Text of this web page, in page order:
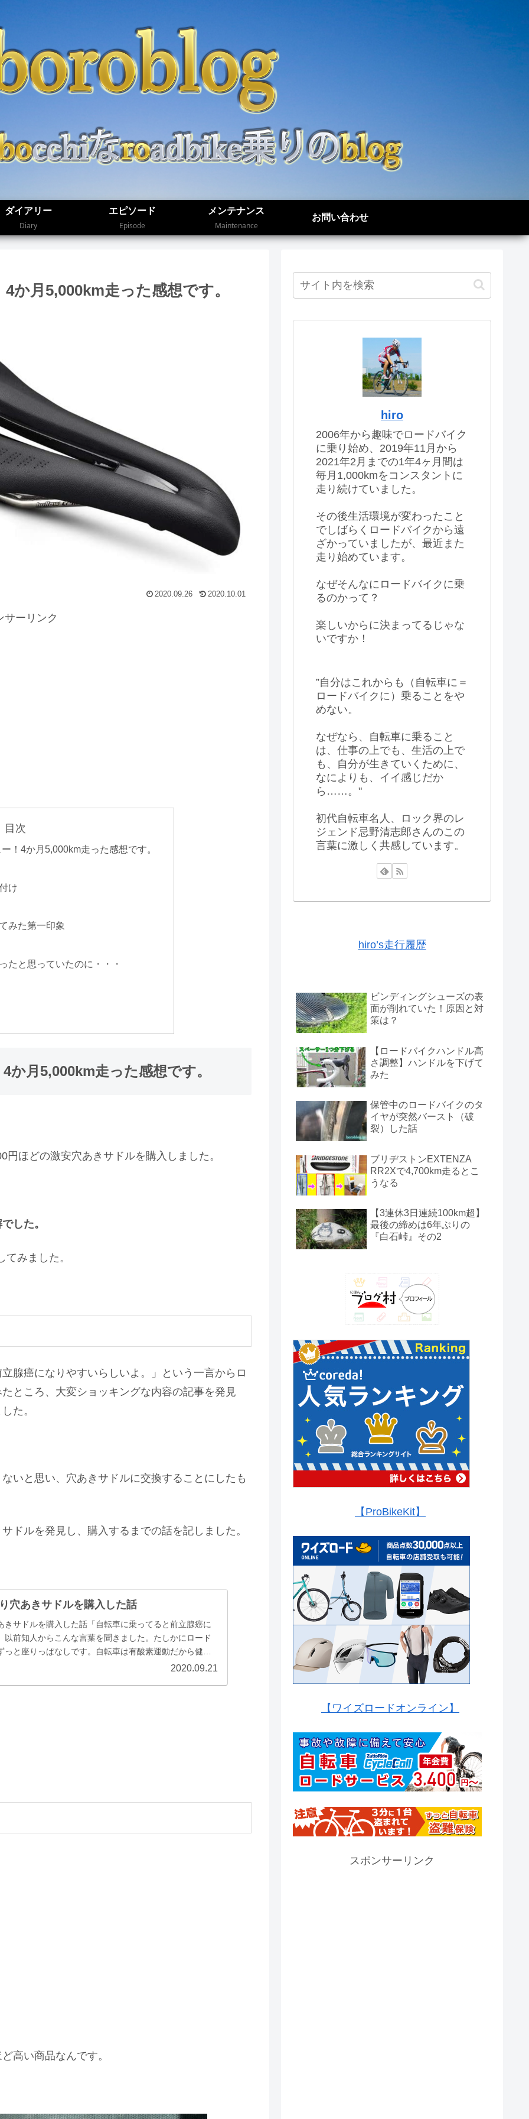
ダイアリー
Diary
エピソード
Episode
メンテナンス
Maintenance
お問い合わせ
か月5,000km走った感想です。
2020.09.26 2020.10.01
サーリンク
目次
！4か月5,000km走った感想です。
け
みた第一印象
たと思っていたのに・・・
月5,000km走った感想です。
ほどの激安穴あきサドルを購入しました。
した。
みました。
腺癌になりやすいらしいよ。」という一言からロ
ところ、大変ショッキングな内容の記事を発見
た。
いと思い、穴あきサドルに交換することにしたも
ドルを発見し、購入するまでの話を記しました。
穴あきサドルを購入した話
きサドルを購入した話「自転車に乗ってると前立腺癌に
以前知人からこんな言葉を聞きました。たしかにロード
と座りっぱなしです。自転車は有酸素運動だから健康
2020.09.21
高い商品なんです。
hiro
2006年から趣味でロードバイク
に乗り始め、2019年11月から
2021年2月までの1年4ヶ月間は
毎月1,000kmをコンスタントに
走り続けていました。
その後生活環境が変わったこと
でしばらくロードバイクから遠
ざかっていましたが、最近また
走り始めています。
なぜそんなにロードバイクに乗
るのかって？
楽しいからに決まってるじゃな
いですか！
”自分はこれからも（自転車に＝
ロードバイクに）乗ることをや
めない。
なぜなら、自転車に乗ること
は、仕事の上でも、生活の上で
も、自分が生きていくために、
なによりも、イイ感じだか
ら……。"
初代自転車名人、ロック界のレ
ジェンド忌野清志郎さんのこの
言葉に激しく共感しています。
hiro’s走行履歴
ビンディングシューズの表
面が削れていた！原因と対
策は？
【ロードバイクハンドル高
さ調整】ハンドルを下げて
みた
保管中のロードバイクのタ
イヤが突然バースト（破
裂）した話
ブリヂストンEXTENZA
RR2Xで4,700km走るとこ
うなる
【3連休3日連続100km超】
最後の締めは6年ぶりの
『白石峠』その2
【ProBikeKit】
【ワイズロードオンライン】
スポンサーリンク